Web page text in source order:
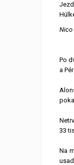
Nico
Po
a
33
Na